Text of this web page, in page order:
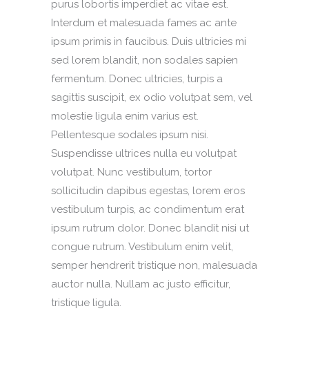
purus lobortis imperdiet ac vitae est.
Interdum et malesuada fames ac ante
ipsum primis in faucibus. Duis ultricies mi
sed lorem blandit, non sodales sapien
fermentum. Donec ultricies, turpis a
sagittis suscipit, ex odio volutpat sem, vel
molestie ligula enim varius est.
Pellentesque sodales ipsum nisi.
Suspendisse ultrices nulla eu volutpat
volutpat. Nunc vestibulum, tortor
sollicitudin dapibus egestas, lorem eros
vestibulum turpis, ac condimentum erat
ipsum rutrum dolor. Donec blandit nisi ut
congue rutrum. Vestibulum enim velit,
semper hendrerit tristique non, malesuada
auctor nulla. Nullam ac justo efficitur,
tristique ligula.